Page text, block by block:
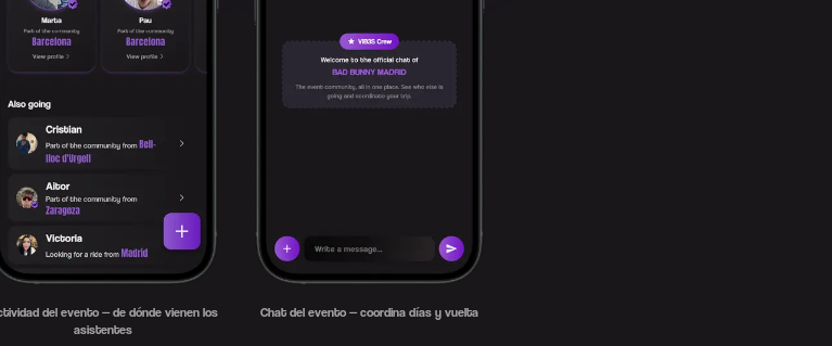
del evento — de dónde vienen los
asistentes
Chat del evento — coordina días y vuelta